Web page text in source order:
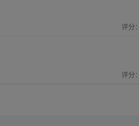
评分
评分